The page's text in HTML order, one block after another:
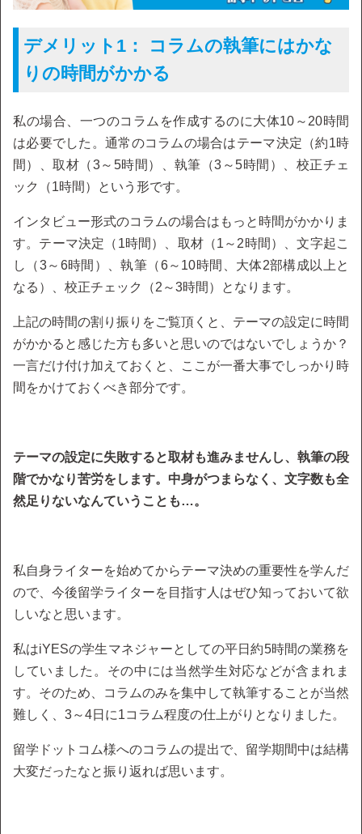
デメリット1： コラムの執筆にはかな
りの時間がかかる
私の場合、一つのコラムを作成するのに大体10～20時間
は必要でした。通常のコラムの場合はテーマ決定（約1時
間）、取材（3～5時間）、執筆（3～5時間）、校正チェ
ック（1時間）という形です。
インタビュー形式のコラムの場合はもっと時間がかかりま
す。テーマ決定（1時間）、取材（1～2時間）、文字起こ
し（3～6時間）、執筆（6～10時間、大体2部構成以上と
なる）、校正チェック（2～3時間）となります。
上記の時間の割り振りをご覧頂くと、テーマの設定に時間
がかかると感じた方も多いと思いのではないでしょうか？
一言だけ付け加えておくと、ここが一番大事でしっかり時
間をかけておくべき部分です。
テーマの設定に失敗すると取材も進みませんし、執筆の段
階でかなり苦労をします。中身がつまらなく、文字数も全
然足りないなんていうことも…。
私自身ライターを始めてからテーマ決めの重要性を学んだ
ので、今後留学ライターを目指す人はぜひ知っておいて欲
しいなと思います。
私はiYESの学生マネジャーとしての平日約5時間の業務を
していました。その中には当然学生対応などが含まれま
す。そのため、コラムのみを集中して執筆することが当然
難しく、3～4日に1コラム程度の仕上がりとなりました。
留学ドットコム様へのコラムの提出で、留学期間中は結構
大変だったなと振り返れば思います。